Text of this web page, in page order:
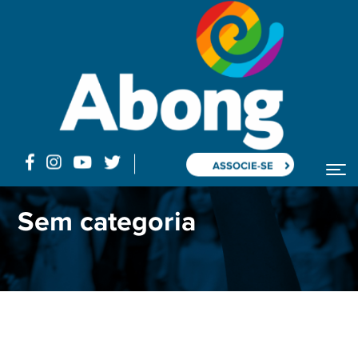
ASSOCIE-SE
Posts "cortes de verbas"
Sem categoria